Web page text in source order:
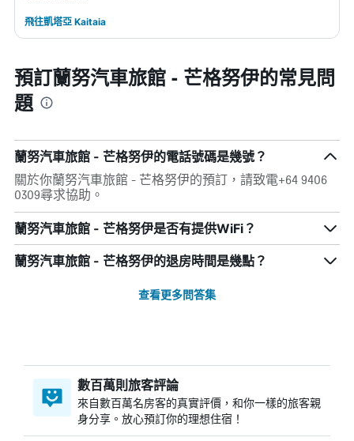
飛往凱塔亞 Kaitaia
預訂蘭努汽車旅館 - 芒格努伊的常見問
題
蘭努汽車旅館 - 芒格努伊的電話號碼是幾號？
關於你蘭努汽車旅館 - 芒格努伊的預訂，請致電+64 9406
0309尋求協助。
蘭努汽車旅館 - 芒格努伊是否有提供WiFi？
蘭努汽車旅館 - 芒格努伊的退房時間是幾點？
查看更多問答集
數百萬則旅客評論
來自數百萬名房客的真實評價，和你一樣的旅客親
身分享。放心預訂你的理想住宿！